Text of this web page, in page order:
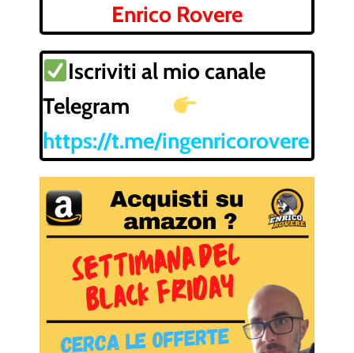
Enrico Rovere
Iscriviti al mio canale
Telegram
https://t.me/ingenricorovere